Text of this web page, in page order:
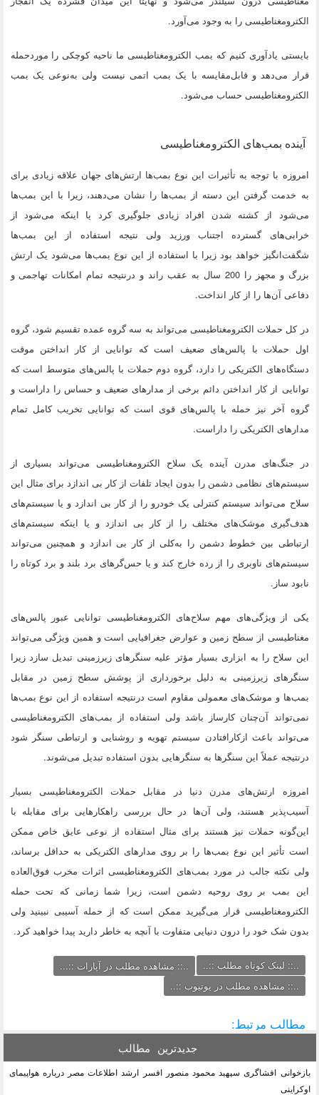
الکترومغناطیسی را به وجود می‌آورد.
بایستی یادآوری کنیم که بمب الکترومغناطیسی ما ناحیه کوچکی را موردحمله
قرار می‌دهد و قابل‌مقایسه با یک بمب اتمی نیست ولی به‌نوعی یک بمب
الکترومغناطیسی حساب می‌شود.
آینده بمب‌های الکترومغناطیسی
امروزه با توجه به تأثیرات این نوع بمب‌ها ارتش‌های جهان علاقه زیادی برای
به خدمت گرفتن این دسته از بمب‌ها را نشان می‌دهند، زیرا با این بمب‌ها
می‌شود از کشته شدن افراد زیادی جلوگیری کرد یا اینکه می‌شود از
خرابی‌های گسترده اجتناب ورزید ولی نتیجه استفاده از این بمب‌ها
شگفت‌انگیز خواهد بود زیرا با استفاده از این نوع بمب‌ها می‌شود یک ارتش
بزرگ و مجهز را 200 سال به عقب راند و درنتیجه تمام امکانات تهاجمی و
دفاعی آن‌ها را از کار انداخت.
در کل حملات الکترومغناطیسی می‌تواند به سه گروه عمده تقسیم شود، گروه
اول حملات با پالس‌های ضعیف است که توانایی از کار انداختن موقت
دستگاه‌های الکتریکی را دارد، گروه دوم حملات با پالس‌های متوسط است که
توانایی از کار انداختن دائم برخی از مدارهای ضعیف و حساس را داراست و
گروه آخر نیز حمله با پالس‌های قوی است که توانایی تخریب کامل تمام
مدارهای الکتریکی را داراست.
در جنگ‌های مدرن آینده یک سلاح الکترومغناطیسی می‌تواند بسیاری از
سیستم‌های نظامی دشمن را بدون ایجاد تلفات از کار بی اندازد برای مثال این
سلاح می‌تواند سیستم کنترلی یک خودرو را از کار بی اندازد و یا سیستم‌های
هدف‌گیری موشک‌های مختلف را از کار بی اندازد و یا اینکه سیستم‌های
ارتباطی بین خطوط دشمن را به‌کلی از کار بی اندازد و همچنین می‌تواند
سیستم‌های ناوبری را از رده خارج کند و یا حس‌گرهای برد بلند و برد کوتاه را
نابود ساز.
یکی از ویژگی‌های مهم سلاح‌های الکترومغناطیسی توانایی عبور پالس‌های
مغناطیسی از سطح زمین و عوارض جغرافیایی است و همین ویژگی می‌تواند
این سلاح را به ابزاری بسیار مؤثر علیه سنگرهای زیرزمینی تبدیل سازد زیرا
سنگرهای زیرزمینی به دلیل برخورداری از پوشش سطح زمین در مقابل
بمب‌ها و موشک‌های معمولی مقاوم است درنتیجه استفاده از این نوع بمب‌ها
نمی‌تواند آن‌چنان کارساز باشد ولی استفاده از بمب‌های الکترومغناطیسی
می‌تواند باعث ازکارافتادن سیستم تهویه و روشنایی و ارتباطی سنگر شود
درنتیجه عملاً این سنگرها به سنگرهایی بدون استفاده تبدیل می‌شوند.
امروزه ارتش‌های مدرن دنیا در مقابل حملات الکترومغناطیسی بسیار
آسیب‌پذیر هستند، ولی آن‌ها در حال بررسی راهکارهایی برای مقابله با
این‌گونه حملات نیز هستند برای مثال استفاده از نوعی عایق خاص ممکن
است تأثیر این نوع بمب‌ها را بر روی مدارهای الکتریکی به حداقل برساند،
ولی نکته جالب در مورد بمب‌های الکترومغناطیسی اثرات مخرب فوق‌العاده
این بمب بر روی روحیه دشمن است، زیرا شما زمانی که تحت حمله
الکترومغناطیسی قرار می‌گیرید ممکن است که از حمله آسیبی نبینید ولی
بدون شک خود را درون دنیایی متفاوت با آنچه به خاطر دارید پیدا خواهید کرد.
..:: لینک کوتاه مطلب ::..
..:: مشاهده مطلب در آپارات ::...
..:: مشاهده مطلب در یوتیوب ::..
مطالب مرتبط:
جدیدترین مطالب
بازخوانی افشاگری سپهبد محمود منصور افسر ارشد اطلاعات مصر درباره هواپیمای
اوکراینی